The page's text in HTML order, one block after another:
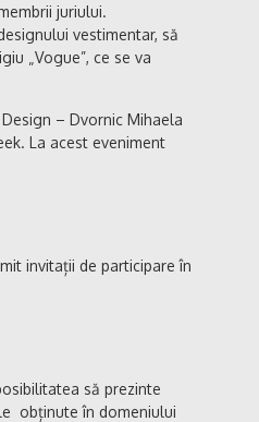
juriului.
vestimentar, să
„Vogue”, ce se va
– Dvornic Mihaela
La acest eveniment
invitații de participare în
să prezinte
obținute în domeniului